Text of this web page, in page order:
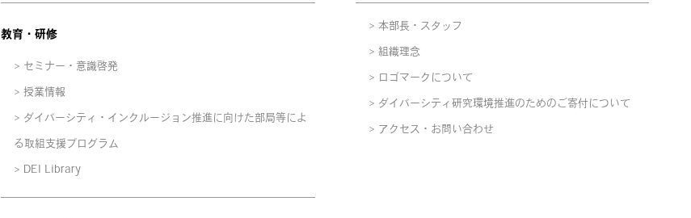
教育・研修
セミナー・意識啓発
授業情報
ダイバーシティ・インクルージョン推進に向けた部局等によ
る取組支援プログラム
DEI Library
本部長・スタッフ
組織理念
ロゴマークについて
ダイバーシティ研究環境推進のためのご寄付について
アクセス・お問い合わせ